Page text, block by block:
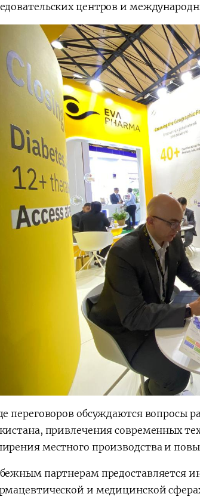
центров и
переговоров обсуждаются
привлечения современных
местного производства и
партнерам предоставляется
и медицинской